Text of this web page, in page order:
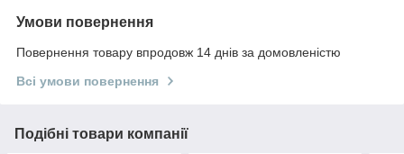
Умови повернення
Повернення товару впродовж 14 днів за домовленістю
Всі умови повернення
Подібні товари компанії